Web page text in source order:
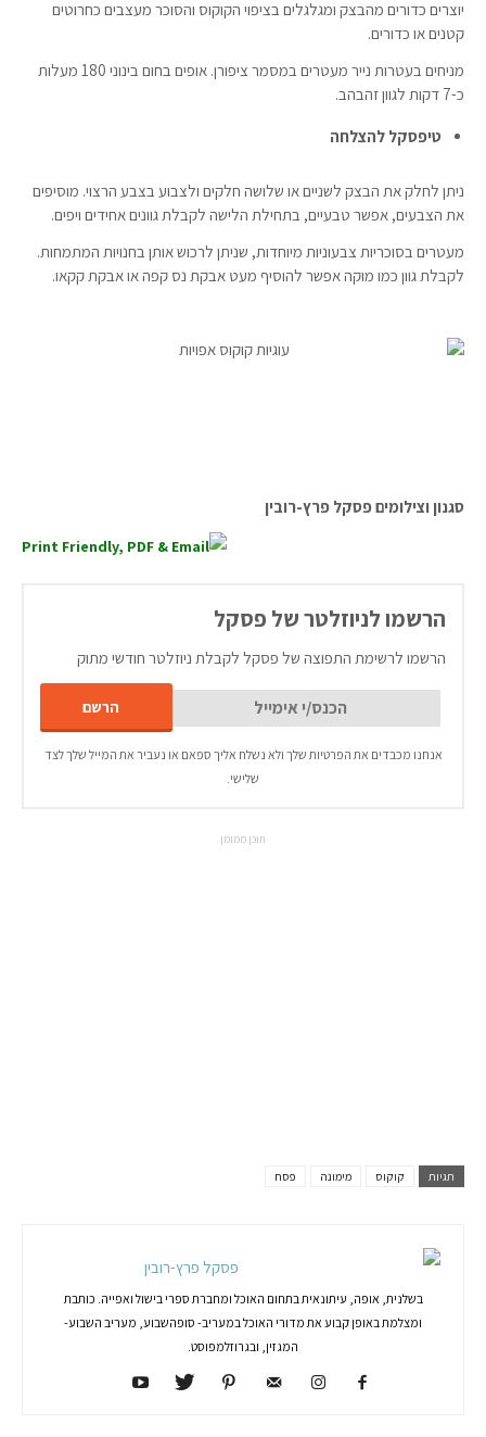
יוצרים כדורים מהבצק ומגלגלים בציפוי הקוקוס והסוכר מעצבים כחרוטים
קטנים או כדורים.
מניחים בעטרות נייר מעטרים במסמר ציפורן. אופים בחום בינוני 180 מעלות
כ-7 דקות לגוון זהבהב.
טיפסקל להצלחה
ניתן לחלק את הבצק לשניים או שלושה חלקים ולצבוע בצבע הרצוי. מוסיפים
את הצבעים, אפשר טבעיים, בתחילת הלישה לקבלת גוונים אחידים ויפים.
מעטרים בסוכריות צבעוניות מיוחדות, שניתן לרכוש אותן בחנויות המתמחות.
לקבלת גוון כמו מוקה אפשר להוסיף מעט אבקת נס קפה או אבקת קקאו.
סגנון וצילומים פסקל פרץ-רובין
הרשמו לניוזלטר של פסקל
הרשמו לרשימת התפוצה של פסקל לקבלת ניוזלטר חודשי מתוק
אנחנו מכבדים את הפרטיות שלך ולא נשלח אליך ספאם או נעביר את המייל שלך לצד
שלישי.
תוכן ממומן
תגיות קוקוס מימונה פסח
פסקל פרץ-רובין
בשלנית, אופה, עיתונאית בתחום האוכל ומחברת ספרי בישול ואפייה. כותבת
ומצלמת באופן קבוע את מדורי האוכל במעריב- סופהשבוע, מעריב השבוע-
המגזין, ובגרוזלמפוסט.